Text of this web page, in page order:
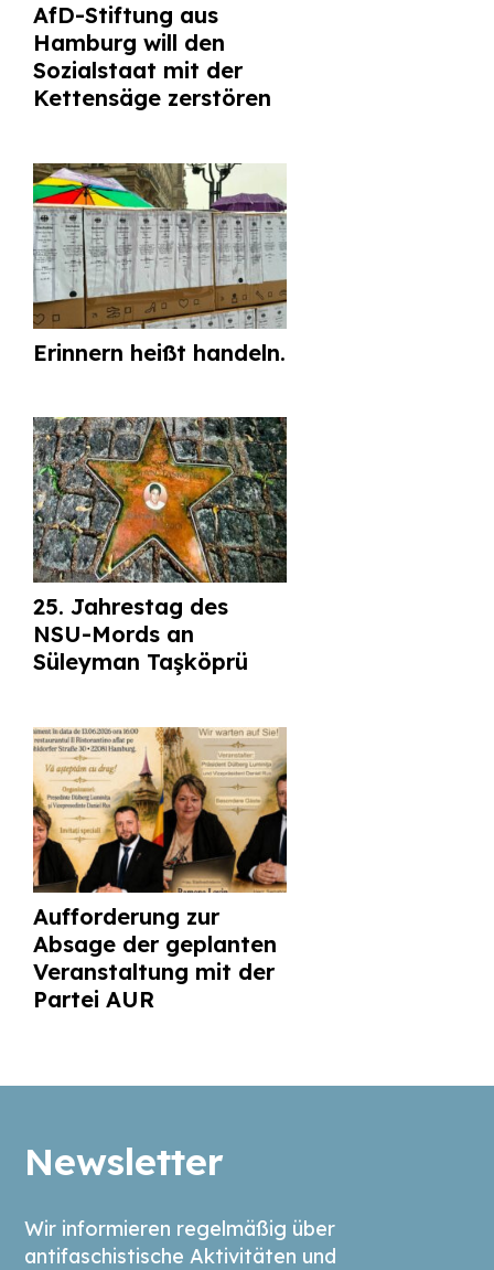
AfD-Stiftung aus
Hamburg will den
Sozialstaat mit der
Kettensäge zerstören
Erinnern heißt handeln.
25. Jahrestag des
NSU-Mords an
Süleyman Taşköprü
Aufforderung zur
Absage der geplanten
Veranstaltung mit der
Partei AUR
Newsletter
Wir informieren regelmäßig über
antifaschistische Aktivitäten und